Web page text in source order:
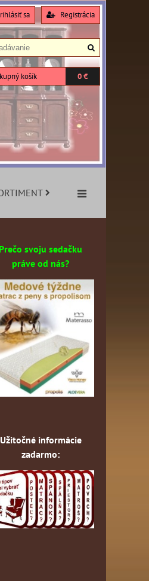
sa Registrácia
košík 0 €
Prečo svoju sedačku
práve od nás?
Užitočné informácie
zadarmo: